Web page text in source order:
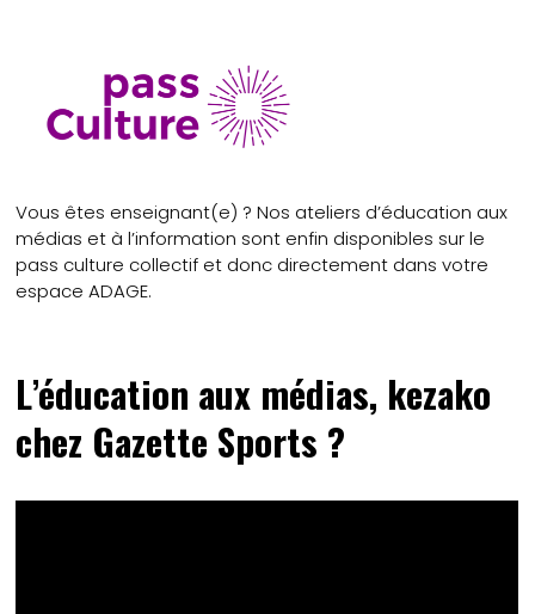
Vous êtes enseignant(e) ? Nos ateliers d’éducation aux
médias et à l’information sont enfin disponibles sur le
pass culture collectif et donc directement dans votre
espace ADAGE.
L’éducation aux médias, kezako
chez Gazette Sports ?